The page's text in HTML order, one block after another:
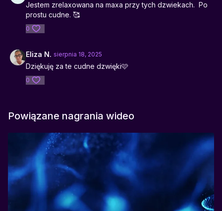
Jestem zrelaxowana na maxa przy tych dzwiekach. Po
prostu cudne. 🥰
0
Eliza N. sierpnia 18, 2025
Dziękuję za te cudne dzwięki🩷
0
Powiązane nagrania wideo